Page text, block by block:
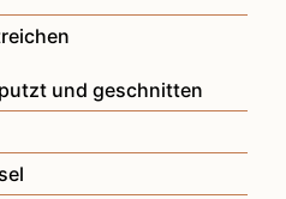
und geschnitten